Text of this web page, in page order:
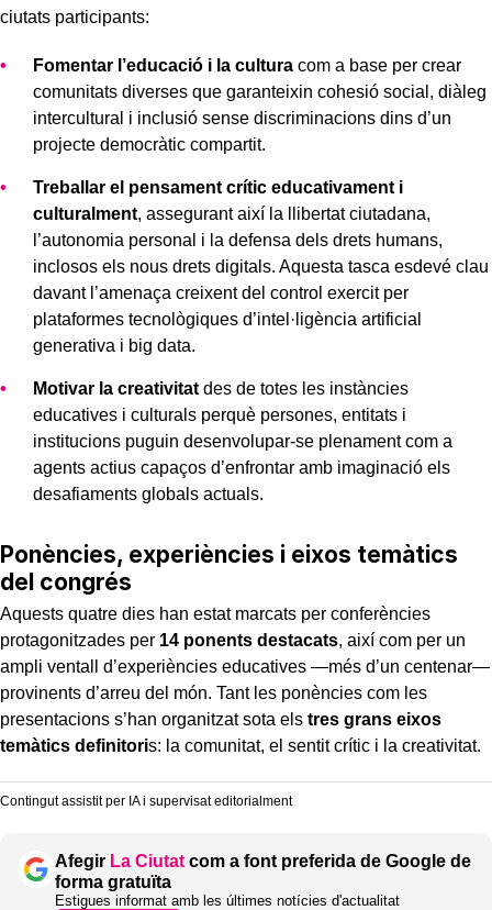
ciutats participants:
Fomentar l’educació i la cultura com a base per crear
comunitats diverses que garanteixin cohesió social, diàleg
intercultural i inclusió sense discriminacions dins d’un
projecte democràtic compartit.
Treballar el pensament crític educativament i
culturalment, assegurant així la llibertat ciutadana,
l’autonomia personal i la defensa dels drets humans,
inclosos els nous drets digitals. Aquesta tasca esdevé clau
davant l’amenaça creixent del control exercit per
plataformes tecnològiques d’intel·ligència artificial
generativa i big data.
Motivar la creativitat des de totes les instàncies
educatives i culturals perquè persones, entitats i
institucions puguin desenvolupar-se plenament com a
agents actius capaços d’enfrontar amb imaginació els
desafiaments globals actuals.
Ponències, experiències i eixos temàtics
del congrés
Aquests quatre dies han estat marcats per conferències
protagonitzades per 14 ponents destacats, així com per un
ampli ventall d’experiències educatives —més d’un centenar—
provinents d’arreu del món. Tant les ponències com les
presentacions s’han organitzat sota els tres grans eixos
temàtics definitoris: la comunitat, el sentit crític i la creativitat.
Contingut assistit per IA i supervisat editorialment
Afegir La Ciutat com a font preferida de Google de
forma gratuïta
Estigues informat amb les últimes notícies d'actualitat